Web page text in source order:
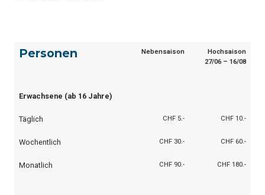
Personen Nebensaison
Hochsaison
27/06 – 16/08
Erwachsene (ab 16 Jahre)
Täglich CHF 5.- CHF 10.-
Wochentlich CHF 30.- CHF 60.-
Monatlich CHF 90.- CHF 180.-